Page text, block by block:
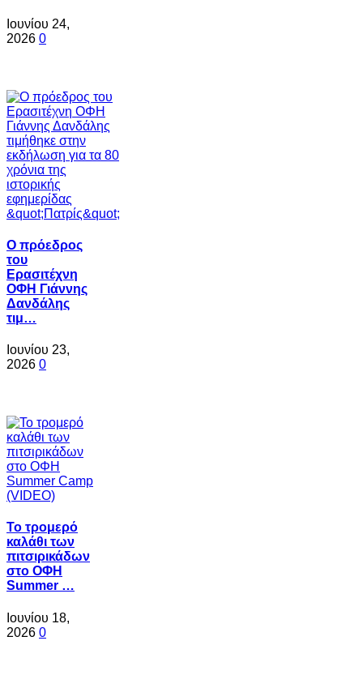
Ιουνίου 24,
2026 0
Ο πρόεδρος
του
Ερασιτέχνη
ΟΦΗ Γιάννης
Δανδάλης
τιμ…
Ιουνίου 23,
2026 0
Το τρομερό
καλάθι των
πιτσιρικάδων
στο ΟΦΗ
Summer …
Ιουνίου 18,
2026 0